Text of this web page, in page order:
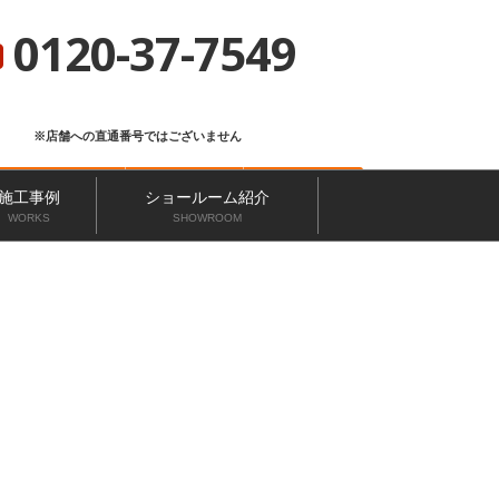
0120-37-7549
※店舗への直通番号ではございません
お問い合わせ 来店予約
工事例
WORKS
ショールーム紹介
SHOWROOM